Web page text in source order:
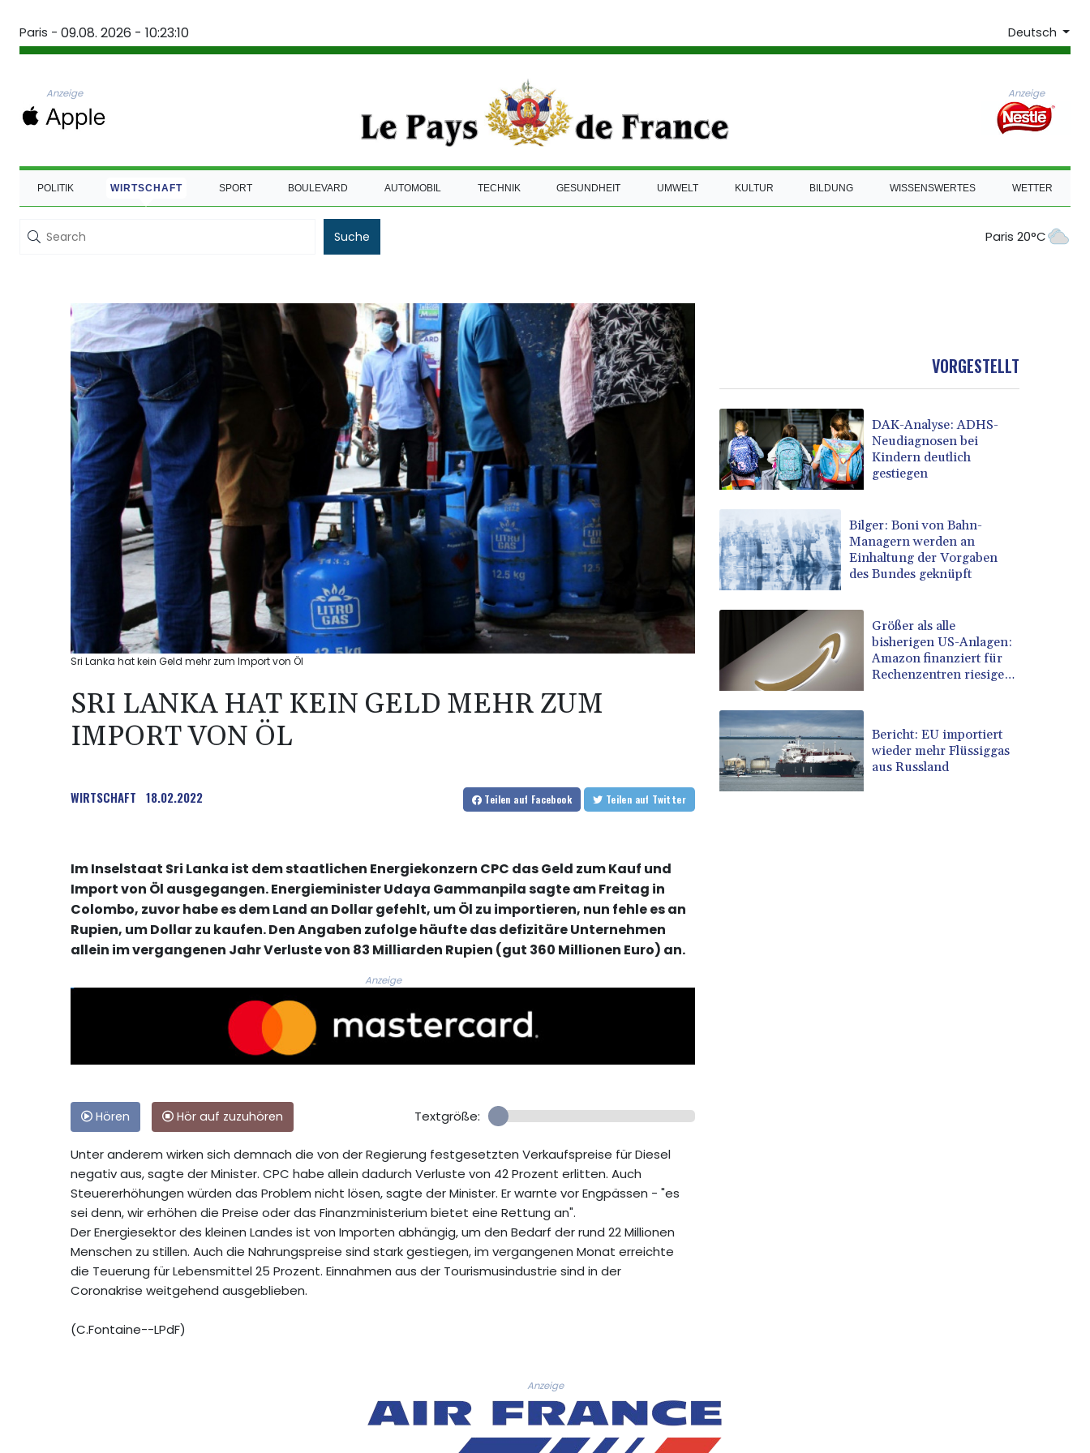
Paris - 09.08. 2026 - 10:23:10 Deutsch
Anzeige Anzeige
POLITIK WIRTSCHAFT SPORT BOULEVARD AUTOMOBIL TECHNIK GESUNDHEIT UMWELT KULTUR BILDUNG WISSENSWERTES WETTER
Suche Paris 20°C
Sri Lanka hat kein Geld mehr zum Import von Öl
SRI LANKA HAT KEIN GELD MEHR ZUM
IMPORT VON ÖL
WIRTSCHAFT 18.02.2022 Teilen auf Facebook Teilen auf Twitter
Im Inselstaat Sri Lanka ist dem staatlichen Energiekonzern CPC das Geld zum Kauf und
Import von Öl ausgegangen. Energieminister Udaya Gammanpila sagte am Freitag in
Colombo, zuvor habe es dem Land an Dollar gefehlt, um Öl zu importieren, nun fehle es an
Rupien, um Dollar zu kaufen. Den Angaben zufolge häufte das defizitäre Unternehmen
allein im vergangenen Jahr Verluste von 83 Milliarden Rupien (gut 360 Millionen Euro) an.
Anzeige
Hören Hör auf zuzuhören Textgröße:
Unter anderem wirken sich demnach die von der Regierung festgesetzten Verkaufspreise für Diesel
negativ aus, sagte der Minister. CPC habe allein dadurch Verluste von 42 Prozent erlitten. Auch
Steuererhöhungen würden das Problem nicht lösen, sagte der Minister. Er warnte vor Engpässen - "es
sei denn, wir erhöhen die Preise oder das Finanzministerium bietet eine Rettung an".
Der Energiesektor des kleinen Landes ist von Importen abhängig, um den Bedarf der rund 22 Millionen
Menschen zu stillen. Auch die Nahrungspreise sind stark gestiegen, im vergangenen Monat erreichte
die Teuerung für Lebensmittel 25 Prozent. Einnahmen aus der Tourismusindustrie sind in der
Coronakrise weitgehend ausgeblieben.
(C.Fontaine--LPdF)
VORGESTELLT
DAK-Analyse: ADHS-
Neudiagnosen bei
Kindern deutlich
gestiegen
Bilger: Boni von Bahn-
Managern werden an
Einhaltung der Vorgaben
des Bundes geknüpft
Größer als alle
bisherigen US-Anlagen:
Amazon finanziert für
Rechenzentren riesiges
Bericht: EU importiert
wieder mehr Flüssiggas
aus Russland
Anzeige